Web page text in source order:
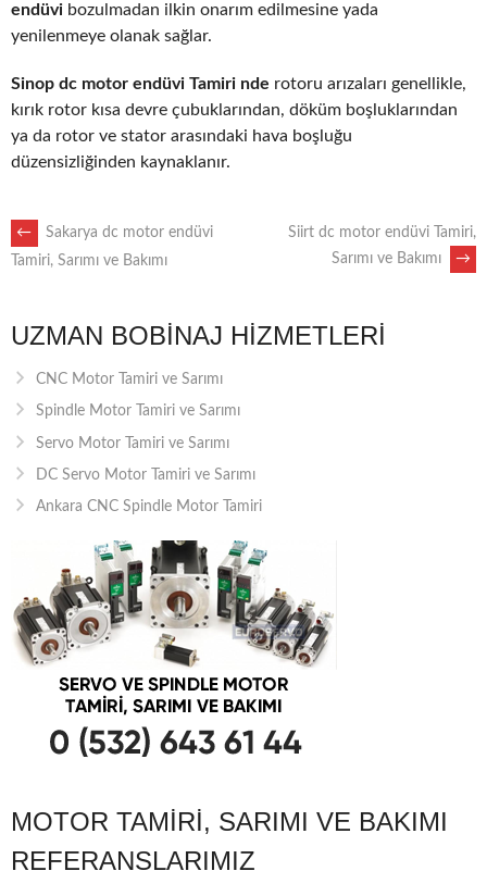
endüvi bozulmadan ilkin onarım edilmesine yada
yenilenmeye olanak sağlar.
Sinop dc motor endüvi Tamiri nde rotoru arızaları genellikle,
kırık rotor kısa devre çubuklarından, döküm boşluklarından
ya da rotor ve stator arasındaki hava boşluğu
düzensizliğinden kaynaklanır.
POST
←
Sakarya dc motor endüvi
Tamiri, Sarımı ve Bakımı
Siirt dc motor endüvi Tamiri,
Sarımı ve Bakımı
→
UZMAN BOBINAJ HIZMETLERI
CNC Motor Tamiri ve Sarımı
Spindle Motor Tamiri ve Sarımı
Servo Motor Tamiri ve Sarımı
DC Servo Motor Tamiri ve Sarımı
Ankara CNC Spindle Motor Tamiri
MOTOR TAMIRI, SARIMI VE BAKIMI
REFERANSLARIMIZ